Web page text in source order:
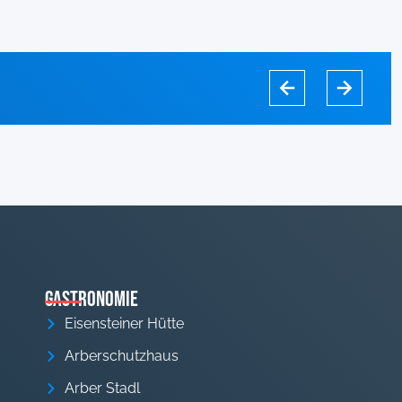
Gastronomie
Eisensteiner Hütte
Arberschutzhaus
Arber Stadl